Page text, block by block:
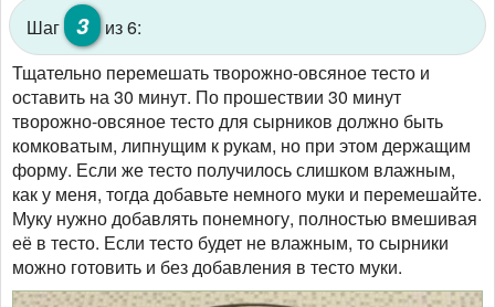
Шаг 3
из 6:
Тщательно перемешать творожно-овсяное тесто и
оставить на 30 минут. По прошествии 30 минут
творожно-овсяное тесто для сырников должно быть
комковатым, липнущим к рукам, но при этом держащим
форму. Если же тесто получилось слишком влажным,
как у меня, тогда добавьте немного муки и перемешайте.
Муку нужно добавлять понемногу, полностью вмешивая
её в тесто. Если тесто будет не влажным, то сырники
можно готовить и без добавления в тесто муки.